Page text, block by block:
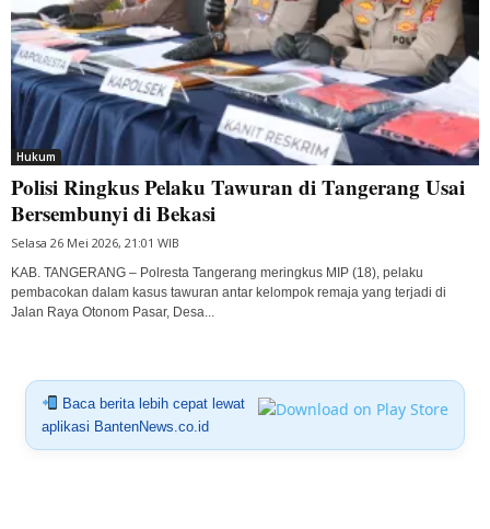
Hukum
Polisi Ringkus Pelaku Tawuran di Tangerang Usai
Bersembunyi di Bekasi
Selasa 26 Mei 2026, 21:01 WIB
KAB. TANGERANG – Polresta Tangerang meringkus MIP (18), pelaku
pembacokan dalam kasus tawuran antar kelompok remaja yang terjadi di
Jalan Raya Otonom Pasar, Desa...
Baca berita lebih cepat lewat
aplikasi BantenNews.co.id